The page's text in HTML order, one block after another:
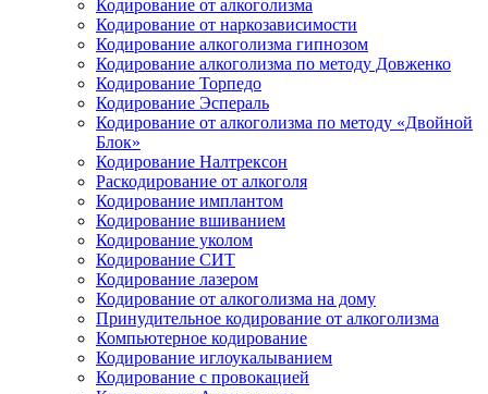
Кодирование от алкоголизма
Кодирование от наркозависимости
Кодирование алкоголизма гипнозом
Кодирование алкоголизма по методу Довженко
Кодирование Торпедо
Кодирование Эспераль
Кодирование от алкоголизма по методу «Двойной
Блок»
Кодирование Налтрексон
Раскодирование от алкоголя
Кодирование имплантом
Кодирование вшиванием
Кодирование уколом
Кодирование СИТ
Кодирование лазером
Кодирование от алкоголизма на дому
Принудительное кодирование от алкоголизма
Компьютерное кодирование
Кодирование иглоукалыванием
Кодирование с провокацией